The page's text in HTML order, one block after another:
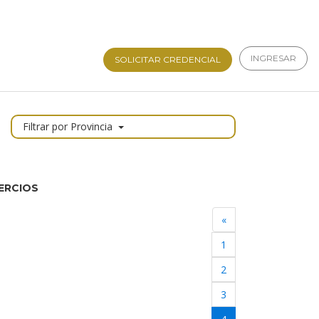
SOLICITAR CREDENCIAL INGRESAR
Filtrar por Provincia
«
1
2
3